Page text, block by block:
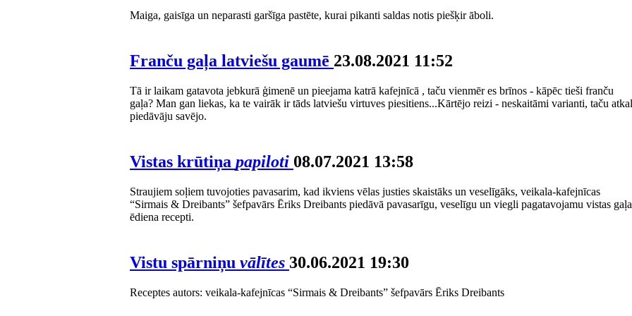
Maiga, gaisīga un neparasti garšīga pastēte, kurai pikanti saldas notis piešķir āboli.
Franču gaļa latviešu gaumē 23.08.2021 11:52
Tā ir laikam gatavota jebkurā ģimenē un pieejama katrā kafejnīcā , taču vienmēr es brīnos - kāpēc tieši franču
gaļa? Man gan liekas, ka te vairāk ir tāds latviešu virtuves piesitiens...Kārtējo reizi - neskaitāmi varianti, taču atkal
piedāvāju savējo.
Vistas krūtiņa papiloti 08.07.2021 13:58
Straujiem soļiem tuvojoties pavasarim, kad ikviens vēlas justies skaistāks un veselīgāks, veikala-kafejnīcas
“Sirmais & Dreibants” šefpavārs Ēriks Dreibants piedāvā pavasarīgu, veselīgu un viegli pagatavojamu vistas
ēdiena recepti.
Vistu spārniņu vālītes 30.06.2021 19:30
Receptes autors: veikala-kafejnīcas “Sirmais & Dreibants” šefpavārs Ēriks Dreibants